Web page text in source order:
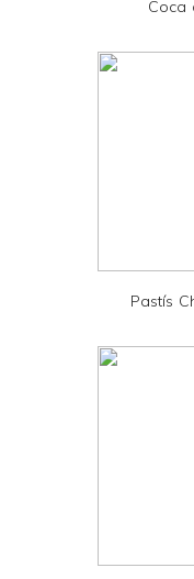
d
Coca
Pastís